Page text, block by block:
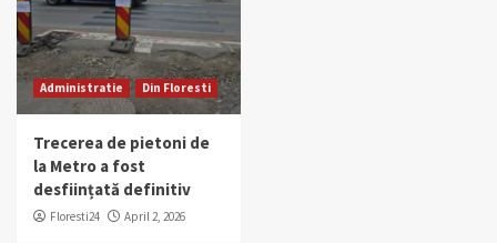
Administratie Din Floresti
Trecerea de pietoni de
la Metro a fost
desființată definitiv
Floresti24 April 2, 2026